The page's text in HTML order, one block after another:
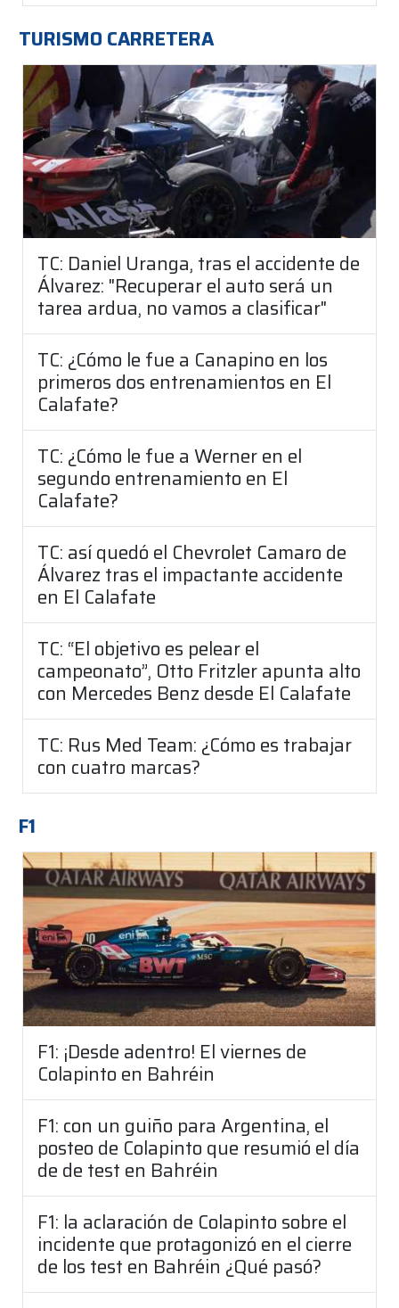
TURISMO CARRETERA
TC: Daniel Uranga, tras el accidente de
Álvarez: "Recuperar el auto será un
tarea ardua, no vamos a clasificar"
TC: ¿Cómo le fue a Canapino en los
primeros dos entrenamientos en El
Calafate?
TC: ¿Cómo le fue a Werner en el
segundo entrenamiento en El
Calafate?
TC: así quedó el Chevrolet Camaro de
Álvarez tras el impactante accidente
en El Calafate
TC: “El objetivo es pelear el
campeonato”, Otto Fritzler apunta alto
con Mercedes Benz desde El Calafate
TC: Rus Med Team: ¿Cómo es trabajar
con cuatro marcas?
F1
F1: ¡Desde adentro! El viernes de
Colapinto en Bahréin
F1: con un guiño para Argentina, el
posteo de Colapinto que resumió el día
de de test en Bahréin
F1: la aclaración de Colapinto sobre el
incidente que protagonizó en el cierre
de los test en Bahréin ¿Qué pasó?